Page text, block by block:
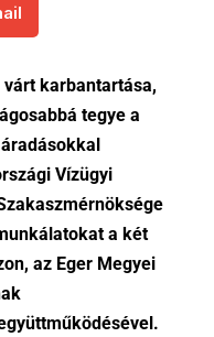
várt karbantartása,
tegye a
Vízügyi
a két
az Eger Megyei